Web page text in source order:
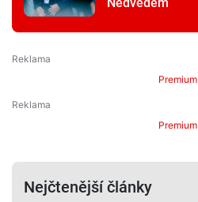
Premium
Premium
Nejčtenější články